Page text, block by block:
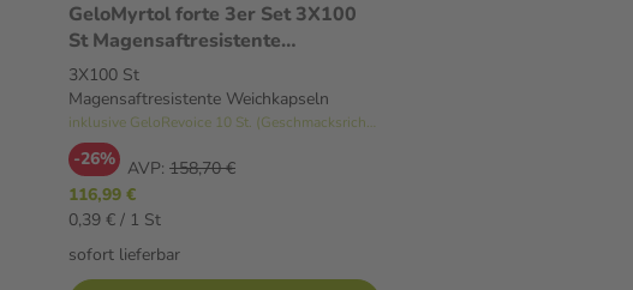
GeloMyrtol forte 3er Set 3X100
St Magensaftresistente
Weichkapseln
3X100 St
Magensaftresistente Weichkapseln
inklusive GeloRevoice 10 St. (Geschmacksrichtung variiert)
-26% AVP: 158,70 €
116,99 €
0,39 € / 1 St
sofort lieferbar